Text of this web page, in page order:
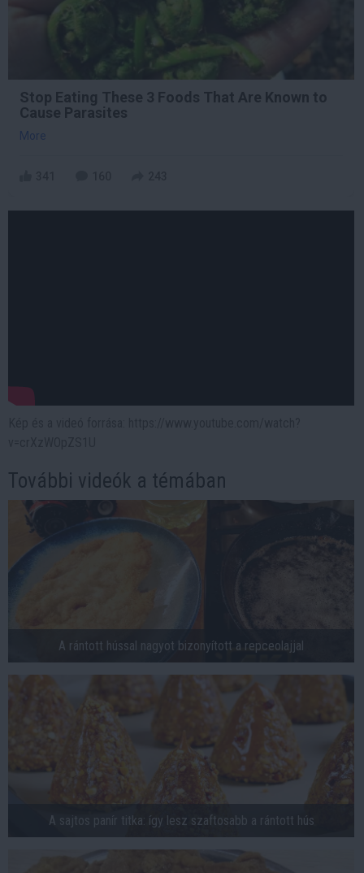
Stop Eating These 3 Foods That Are Known to
Cause Parasites
More
További videók a témában
A rántott hússal nagyot bizonyított a repceolajjal
A sajtos panír titka: így lesz szaftosabb a rántott hús